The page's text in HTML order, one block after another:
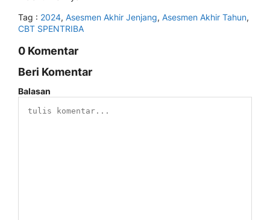
Tag : 2024, Asesmen Akhir Jenjang, Asesmen Akhir Tahun,
CBT SPENTRIBA
0 Komentar
Beri Komentar
Balasan